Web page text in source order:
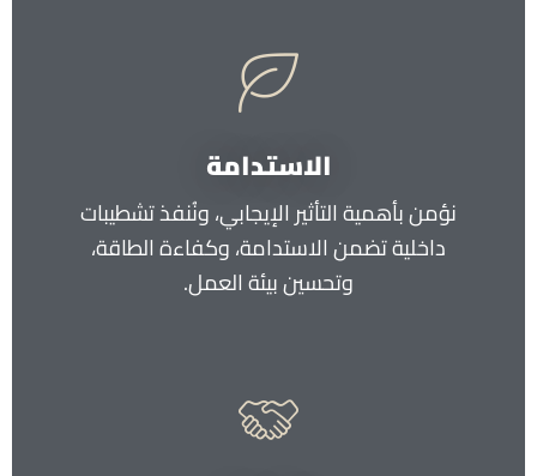
الاستدامة
نؤمن بأهمية التأثير الإيجابي، ونُنفذ تشطيبات
داخلية تضمن الاستدامة، وكفاءة الطاقة،
وتحسين بيئة العمل.